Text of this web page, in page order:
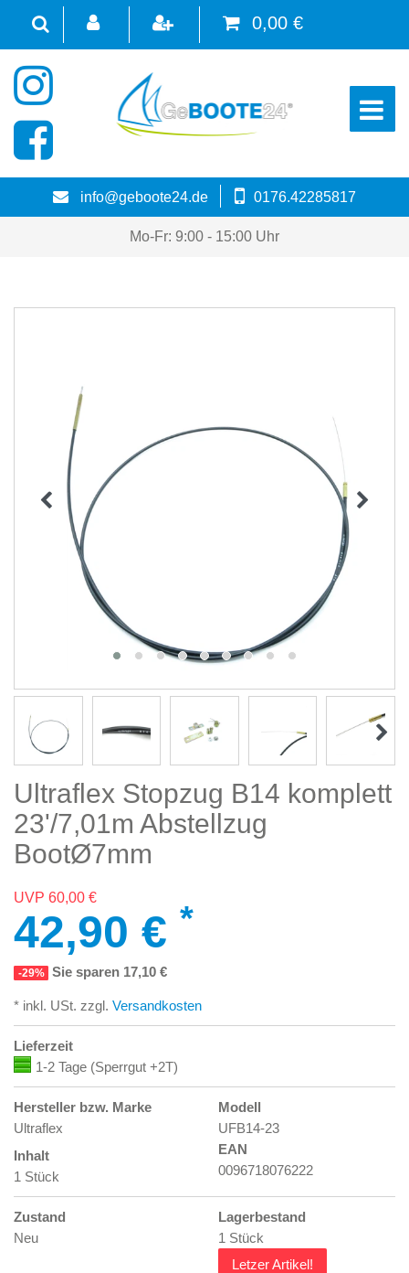
0,00 €
☰
info@geboote24.de 0176.42285817
Mo-Fr: 9:00 - 15:00 Uhr
Ultraflex Stopzug B14 komplett
23'/7,01m Abstellzug
BootØ7mm
UVP 60,00 €
42,90 € *
-29% Sie sparen 17,10 €
* inkl. USt. zzgl. Versandkosten
Lieferzeit
1-2 Tage (Sperrgut +2T)
Hersteller bzw. Marke
Ultraflex
Inhalt
1 Stück
Modell
UFB14-23
EAN
0096718076222
Zustand
Neu
Lagerbestand
1 Stück
Letzer Artikel!